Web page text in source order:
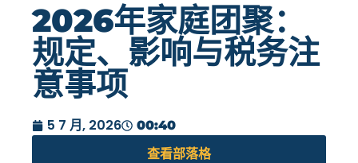
2026年家庭团聚：
规定、影响与税务注
意事项
5 7 月, 2026
00:40
查看部落格